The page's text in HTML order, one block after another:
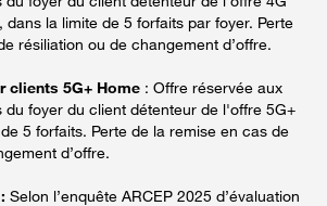
dans la limite de 5 forfaits par foyer. Perte
résiliation ou de changement d’offre.
clients 5G+ Home : Offre réservée aux
du foyer du client détenteur de l'offre 5G+
5 forfaits. Perte de la remise en cas de
d’offre.
Selon l’enquête ARCEP 2025 d’évaluation